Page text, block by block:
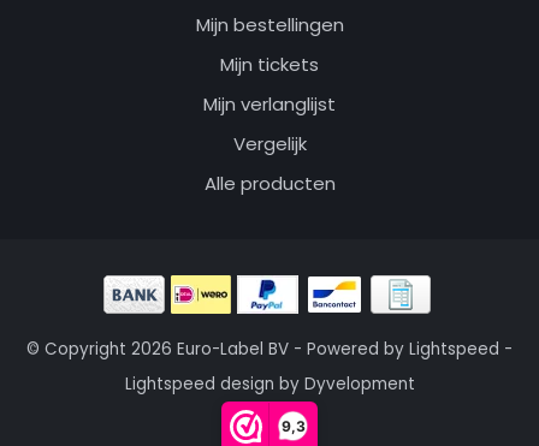
9,3
Mijn bestellingen
Mijn tickets
Mijn verlanglijst
Vergelijk
Alle producten
© Copyright 2026 Euro-Label BV - Powered by Lightspeed -
Lightspeed design by Dyvelopment